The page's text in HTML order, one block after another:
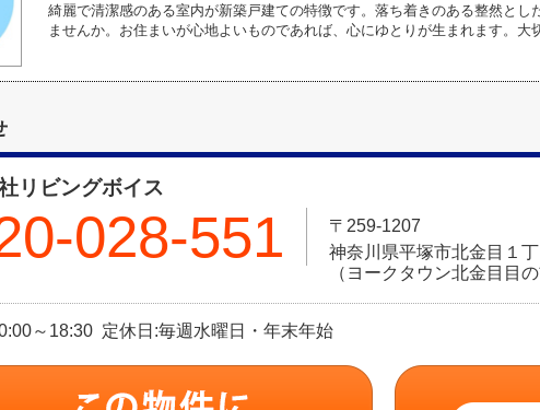
綺麗で清潔感のある室内が新築戸建ての特徴です。落ち着きのある整然と
ませんか。お住まいが心地よいものであれば、心にゆとりが生まれます。大
リビングボイス
028-551
〒259-1207
神奈川県平塚市北金目１
（ヨークタウン北金目目の
～18:30 定休日:毎週水曜日・年末年始